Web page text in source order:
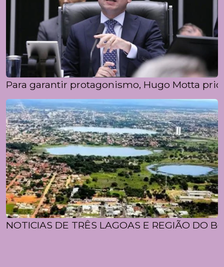
Para garantir protagonismo, Hugo Motta
NOTICIAS DE TRÊS LAGOAS E REGIÃO DO